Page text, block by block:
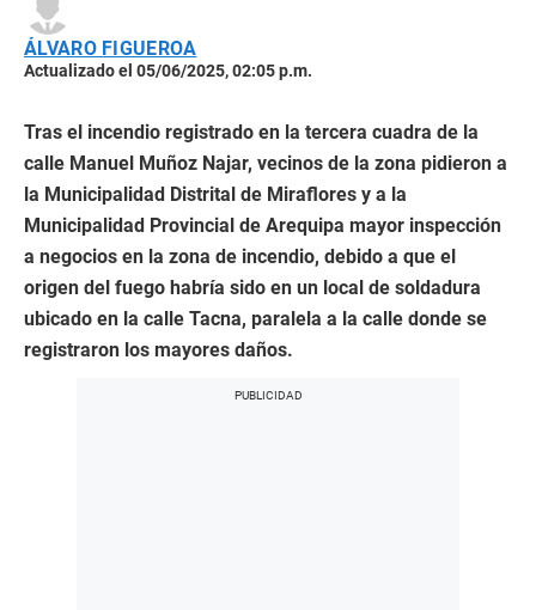
ÁLVARO FIGUEROA
Actualizado el 05/06/2025, 02:05 p.m.
Tras el incendio registrado en la tercera cuadra de la
calle Manuel Muñoz Najar, vecinos de la zona pidieron a
la Municipalidad Distrital de Miraflores y a la
Municipalidad Provincial de Arequipa mayor inspección
a negocios en la zona de incendio, debido a que el
origen del fuego habría sido en un local de soldadura
ubicado en la calle Tacna, paralela a la calle donde se
registraron los mayores daños.